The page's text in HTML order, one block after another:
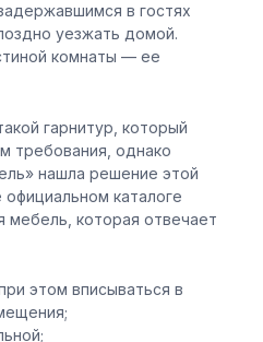
в гостях
уезжать домой.
комнаты — ее
гарнитур, который
требования, однако
нашла решение этой
каталоге
мебель, которая отвечает
этом вписываться в